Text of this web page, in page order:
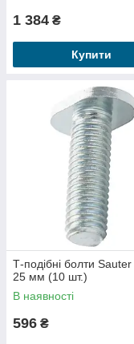
1 384 ₴
Купити
Т-подібні болти
25 мм (10 шт.)
В наявності
596 ₴